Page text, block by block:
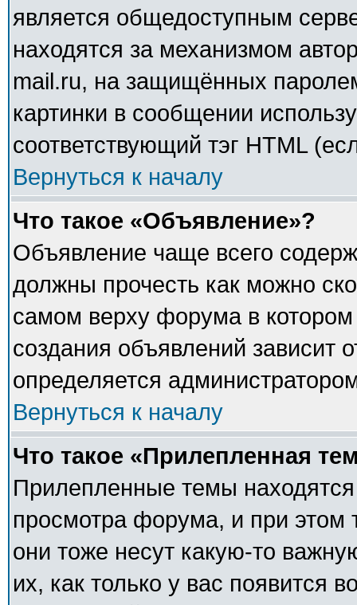
является общедоступным
находятся за механизмом
mail.ru, на защищённых
картинки в сообщении
соответствующий тэг HTML
Вернуться к началу
Что такое «Объявление»?
Объявление чаще всего
должны прочесть как можно
самом верху форума в
создания объявлений зависит
определяется
Вернуться к началу
Что такое «Прилепленная
Прилепленные темы
просмотра форума, и при этом
они тоже несут какую-то
их, как только у вас появится